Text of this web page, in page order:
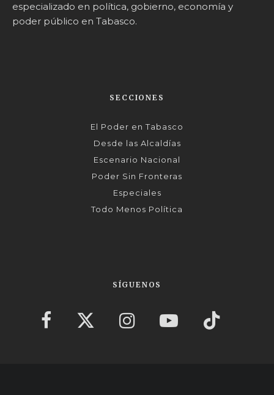
especializado en política, gobierno, economía y
poder público en Tabasco.
SECCIONES
El Poder en Tabasco
Desde las Alcaldías
Escenario Nacional
Poder Sin Fronteras
Especiales
Todo Menos Política
SÍGUENOS